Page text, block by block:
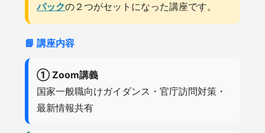
パックの２つがセットになった講座です。
📘 講座内容
① Zoom講義
国家一般職向けガイダンス・官庁訪問対策・
最新情報共有